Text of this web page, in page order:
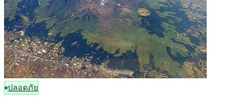
ปลอดภัย